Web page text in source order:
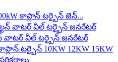
కాప్లాన్ టర్బైన్ జెన్...
వాటర్ వీల్ టర్బైన్ జనరేటర్